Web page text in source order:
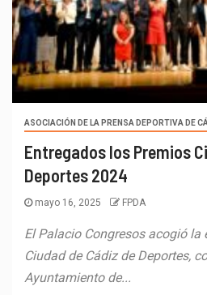
ASOCIACIÓN DE LA PRENSA DEPORTIVA DE
Entregados los Premios
Deportes 2024
mayo 16, 2025 FPDA
El Palacio Congresos acogió la
Ciudad de Cádiz de Deportes,
Ayuntamiento de...